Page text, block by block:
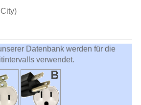
Datenbank werden für die
verwendet.